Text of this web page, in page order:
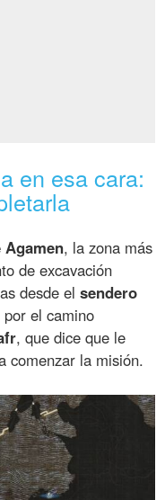
en esa cara:
Agamen, la zona más
de excavación
desde elsendero
por el camino
, que dice que le
comenzar la misión.